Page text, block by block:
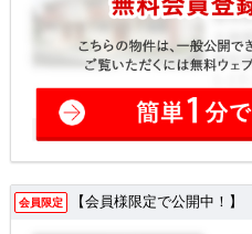
会員限定 【会員様限定で公開中！】